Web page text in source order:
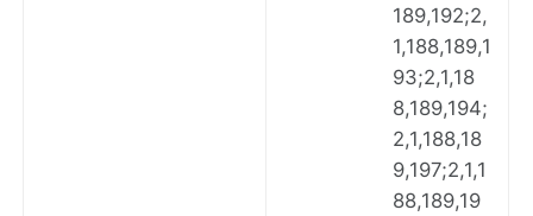
189,192;2,
1,188,189,1
93;2,1,18
8,189,194;
2,1,188,18
9,197;2,1,1
88,189,19